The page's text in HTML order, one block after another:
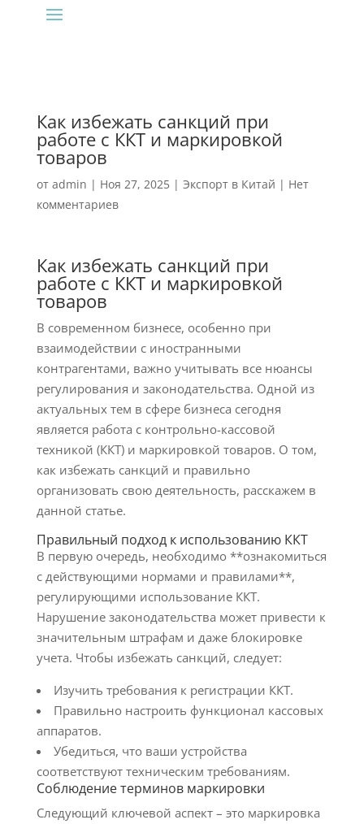
Как избежать санкций при
работе с ККТ и маркировкой
товаров
от admin | Ноя 27, 2025| Экспорт в Китай | Нет
комментариев
Как избежать санкций при
работе с ККТ и маркировкой
товаров
В современном бизнесе, особенно при
взаимодействии с иностранными
контрагентами, важно учитывать все нюансы
регулирования и законодательства. Одной из
актуальных тем в сфере бизнеса сегодня
является работа с контрольно-кассовой
техникой (ККТ) и маркировкой товаров. О том,
как избежать санкций и правильно
организовать свою деятельность, расскажем в
данной статье.
Правильный подход к использованию ККТ
В первую очередь, необходимо **ознакомиться
с действующими нормами и правилами**,
регулирующими использование ККТ.
Нарушение законодательства может привести к
значительным штрафам и даже блокировке
учета. Чтобы избежать санкций, следует:
Изучить требования к регистрации ККТ.
Правильно настроить функционал кассовых
аппаратов.
Убедиться, что ваши устройства
соответствуют техническим требованиям.
Соблюдение терминов маркировки
Следующий ключевой аспект – это маркировка